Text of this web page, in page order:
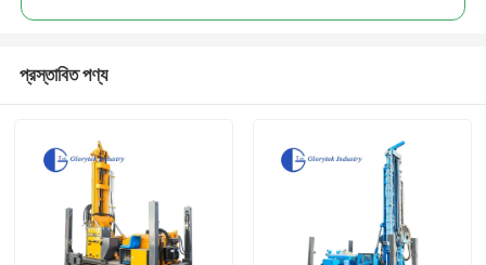
প্রস্তাবিত পণ্য